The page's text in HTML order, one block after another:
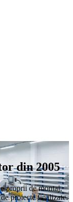
din 2005
proprii de montaj,
proiecte finalizate.